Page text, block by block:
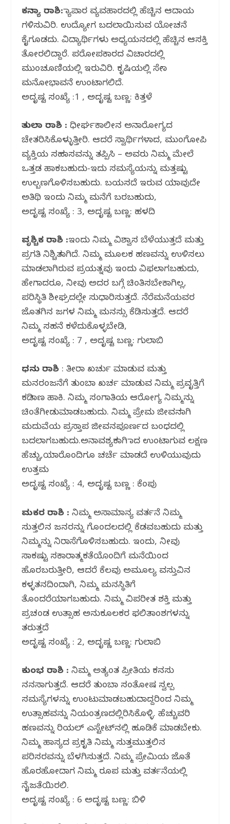
ಕನ್ಯಾ ರಾಶಿ:ವ್ಯಾಪಾರ ವ್ಯವಹಾರದಲ್ಲಿ ಹೆಚ್ಚಿನ ಆದಾಯ
ಗಳಿಸುವಿರಿ. ಉದ್ಯೋಗ ಬದಲಾಯಿಸುವ ಯೋಚನೆ
ಕೈಗೂಡದು. ವಿದ್ಯಾರ್ಥಿಗಳು ಅಧ್ಯಯನದಲ್ಲಿ ಹೆಚ್ಚಿನ ಆಸಕ್ತಿ
ತೋರಲಿದ್ದಾರೆ. ಪರೋಪಕಾರದ ವಿಚಾರದಲ್ಲಿ
ಮುಂಚೂಣಿಯಲ್ಲಿ ಇರುವಿರಿ. ಕೃಷಿಯಲ್ಲಿ ಸೇವಾ
ಮನೋಭಾವನೆ ಉಂಟಾಗಲಿದೆ.
ಅದೃಷ್ಟ ಸಂಖ್ಯೆ ‌:1 , ಅದೃಷ್ಟ ಬಣ್ಣ: ಕಿತ್ತಳೆ
ತುಲಾ ರಾಶಿ :ಧೀರ್ಘಕಾಲೀನ ಅನಾರೋಗ್ಯದ
ಚೇತರಿಸಿಕೊಳ್ಳುತ್ತೀರಿ. ಆದರೆ ಸ್ವಾರ್ಥಿಗಳಾದ, ಮುಂಗೋಪಿ
ವ್ಯಕ್ತಿಯ ಸಹವಾಸವನ್ನು ತಪ್ಪಿಸಿ – ಅವರು ನಿಮ್ಮ ಮೇಲೆ
ಒತ್ತಡ ಹಾಕಬಹುದು-ಇದು ಸಮಸ್ಯೆಯನ್ನು ಮತ್ತಷ್ಟು
ಉಲ್ಬಣಗೊಳಿಸಬಹುದು. ಬಯಸದೆ ಇರುವ ಯಾವುದೇ
ಅತಿಥಿ ಇಂದು ನಿಮ್ಮ ಮನೆಗೆ ಬರಬಹುದು,
ಅದೃಷ್ಟ ಸಂಖ್ಯೆ : 3, ಅದೃಷ್ಟ ಬಣ್ಣ: ಹಳದಿ
ವೃಶ್ಚಿಕ ರಾಶಿ :ಇಂದು ನಿಮ್ಮ ವಿಶ್ವಾಸ ಬೆಳೆಯುತ್ತದೆ ಮತ್ತು
ಪ್ರಗತಿ ನಿಶ್ಚಿತವಾಗಿದೆ. ನಿಮ್ಮ ಮೂಲಕ ಹಣವನ್ನು ಉಳಿಸಲು
ಮಾಡಲಾಗಿರುವ ಪ್ರಯತ್ನವು ಇಂದು ವಿಫಲವಾಗಬಹುದು,
ಹೇಗಾದರೂ, ನೀವು ಅದರ ಬಗ್ಗೆ ಚಿಂತಿಸಬೇಕಾಗಿಲ್ಲ,
ಪರಿಸ್ಥಿತಿ ಶೀಘ್ರದಲ್ಲೇ ಸುಧಾರಿಸುತ್ತದೆ. ನೆರೆಮನೆಯವರ
ಜೊತಗಿನ ಜಗಳ ನಿಮ್ಮ ಮನಸ್ಸು ಕೆಡಿಸುತ್ತದೆ. ಆದರೆ
ನಿಮ್ಮ ಸಹನೆ ಕಳೆದುಕೊಳ್ಳಬೇಡಿ,
ಅದೃಷ್ಟ ಸಂಖ್ಯೆ : 7 , ಅದೃಷ್ಟ ಬಣ್ಣ: ಗುಲಾಬಿ
ಧನು ರಾಶಿ : ತೀರಾ ಖರ್ಚು ಮಾಡುವ ಮತ್ತು
ಮನರಂಜನೆಗೆ ತುಂಬಾ ಖರ್ಚ ಮಾಡುವ ನಿಮ್ಮ ಪ್ರವೃತ್ತಿಗೆ
ಕಡಿವಾಣ ಹಾಕಿ. ನಿಮ್ಮ ಸಂಗಾತಿಯ ಆರೋಗ್ಯ ನಿಮ್ಮನ್ನು
ಚಿಂತೆಗೀಡುಮಾಡಬಹುದು. ನಿಮ್ಮ ಪ್ರೇಮ ಜೀವನವಾಗಿ
ಮದುವೆಯ ಪ್ರಸ್ತಾಪ ಜೀವನಪೂರ್ಣದ ಬಂಧದಲ್ಲಿ
ಬದಲಾಗಬಹುದು.ಅನಾವಶ್ಯಕವಾಗಿ ವಾದ ಉಂಟಾಗುವ ಲಕ್ಷಣ
ಹೆಚ್ಚು,ಯಾರೊಂದಿಗೂ ಚರ್ಚೆ ಮಾಡದೆ ಉಳಿಯುವುದು
ಉತ್ತಮ
ಅದೃಷ್ಟ ಸಂಖ್ಯೆ : 4, ಅದೃಷ್ಟ ಬಣ್ಣ : ಕೆಂಪು
ಮಕರ ರಾಶಿ : ನಿಮ್ಮ ಅಸಾಮಾನ್ಯ ವರ್ತನೆ ನಿಮ್ಮ
ಸುತ್ತಲಿನ ಜನರನ್ನು ಗೊಂದಲದಲ್ಲಿ ಕೆಡವಬಹುದು ಮತ್ತು
ನಿಮ್ಮನ್ನು ನಿರಾಸೆಗೊಳಿಸಬಹುದು. ಇಂದು, ನೀವು
ಸಾಕಷ್ಟು ಸಕಾರಾತ್ಮಕತೆಯೊಂದಿಗೆ ಮನೆಯಿಂದ
ಹೊರಬರುತ್ತೀರಿ, ಆದರೆ ಕೆಲವು ಅಮೂಲ್ಯ ವಸ್ತುವಿನ
ಕಳ್ಳತನದಿಂದಾಗಿ, ನಿಮ್ಮ ಮನಸ್ಥಿತಿಗೆ
ತೊಂದರೆಯಾಗಬಹುದು. ನಿಮ್ಮ ವಿಪರೀತ ಶಕ್ತಿ ಮತ್ತು
ಪ್ರಚಂಡ ಉತ್ಸಾಹ ಅನುಕೂಲಕರ ಫಲಿತಾಂಶಗಳನ್ನು
ತರುತ್ತದೆ
ಅದೃಷ್ಟ ಸಂಖ್ಯೆ : 2, ಅದೃಷ್ಣ ಬಣ್ಣ: ಗುಲಾಬಿ
ಕುಂಭ ರಾಶಿ :ನಿಮ್ಮ ಅತ್ಯಂತ ಪ್ರೀತಿಯ ಕನಸು
ನನಸಾಗುತ್ತದೆ. ಆದರೆ ತುಂಬಾ ಸಂತೋಷ ಸ್ವಲ್ಪ
ಸಮಸ್ಯೆಗಳನ್ನು ಉಂಟುಮಾಡಬಹುದಾದ್ದರಿಂದ ನಿಮ್ಮ
ಉತ್ಸಾಹವನ್ನು ನಿಯಂತ್ರಣದಲ್ಲಿರಿಸಿಕೊಳ್ಳಿ. ಹೆಚ್ಚುವರಿ
ಹಣವನ್ನು ರಿಯಲ್ ಎಸ್ಟೇಟ್‌ನಲ್ಲಿ ಹೂಡಿಕೆ ಮಾಡಬೇಕು.
ನಿಮ್ಮ ಹಾಸ್ಯದ ಪ್ರಕೃತಿ ನಿಮ್ಮ ಸುತ್ತಮುತ್ತಲಿನ
ಪರಿಸರವನ್ನು ಬೆಳಗಿಸುತ್ತದೆ. ನಿಮ್ಮ ಪ್ರೇಮಿಯ ಜೊತೆ
ಹೊರಹೋದಾಗ ನಿಮ್ಮ ರೂಪ ಮತ್ತು ವರ್ತನೆಯಲ್ಲಿ
ನೈಜತೆಯಿರಲಿ.
ಅದೃಷ್ಟ ಸಂಖ್ಯೆ : 6 ಅದೃಷ್ಟ ಬಣ್ಣ: ಬಿಳಿ